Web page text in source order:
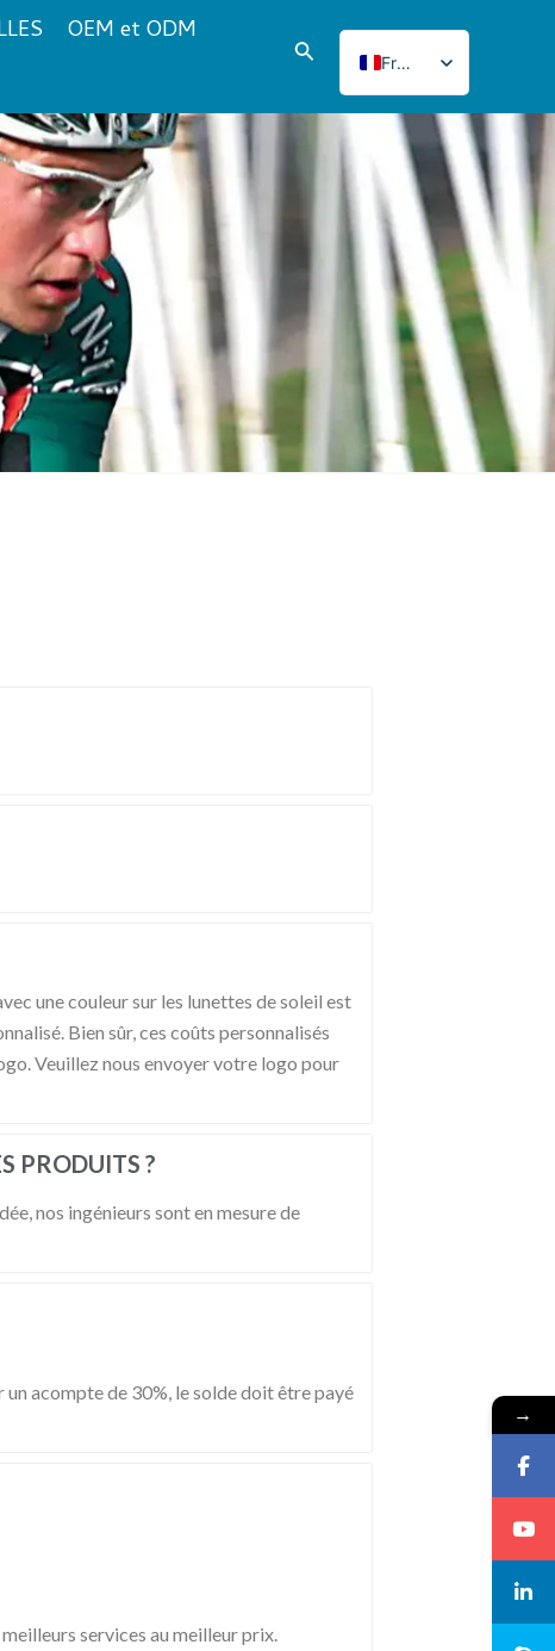
OEM et ODM
RechercherFrench
English
Italian
Korean
Norwegian
Spanish
Russian
German
Turkish
une couleur sur les lunettes de soleil est
Bien sûr, ces coûts personnalisés
Veuillez nous envoyer votre logo pour
PRODUITS ?
nos ingénieurs sont en mesure de
acompte de 30%, le solde doit être payé
services au meilleur prix.
→